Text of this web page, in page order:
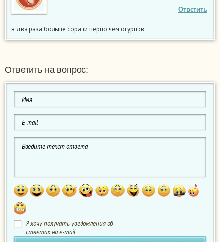
Ответить
в два раза больше сорали перцо чем огурцов
Ответить на вопрос:
Я хочу получать уведомления об
ответах на e-mail